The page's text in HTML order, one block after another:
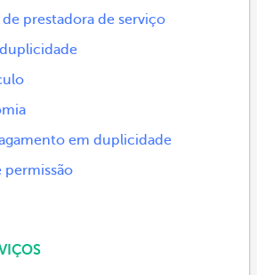
de prestadora de serviço
em duplicidade
permissão